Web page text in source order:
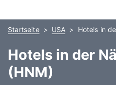
Startseite USA Hotels in
Hotels in der
(HNM)